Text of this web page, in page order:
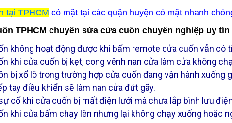
tại TPHCM có mặt tại các quận huyện có mặt nhanh
TPHCM chuyên sửa cửa cuốn chuyên nghiệp uy tín
không hoạt động được khi bấm remote cửa cuốn vẫn có
khi cửa cuốn bị kẹt, cong vênh nan cửa làm cửa không
bị xổ lô trong trường hợp cửa cuốn đang vận hành xuống
tay điều khiển sẽ làm nan cửa đứt gãy.
cố khi cửa cuốn bị mất điện lưới mà chưa lắp bình lưu
khi cửa bấm chạy lên nhưng lại không chạy xuống hoặc